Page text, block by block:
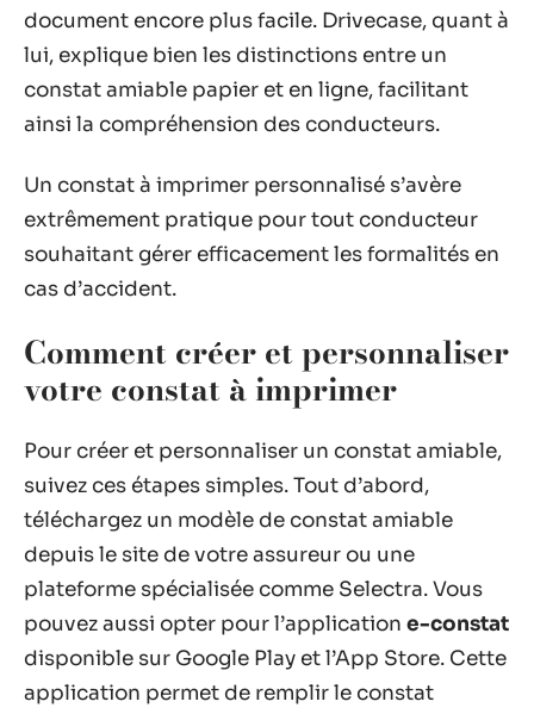
document encore plus facile. Drivecase, quant à
lui, explique bien les distinctions entre un
constat amiable papier et en ligne, facilitant
ainsi la compréhension des conducteurs.
Un constat à imprimer personnalisé s’avère
extrêmement pratique pour tout conducteur
souhaitant gérer efficacement les formalités en
cas d’accident.
Comment créer et personnaliser
votre constat à imprimer
Pour créer et personnaliser un constat amiable,
suivez ces étapes simples. Tout d’abord,
téléchargez un modèle de constat amiable
depuis le site de votre assureur ou une
plateforme spécialisée comme Selectra. Vous
pouvez aussi opter pour l’application e-constat
disponible sur Google Play et l’App Store. Cette
application permet de remplir le constat